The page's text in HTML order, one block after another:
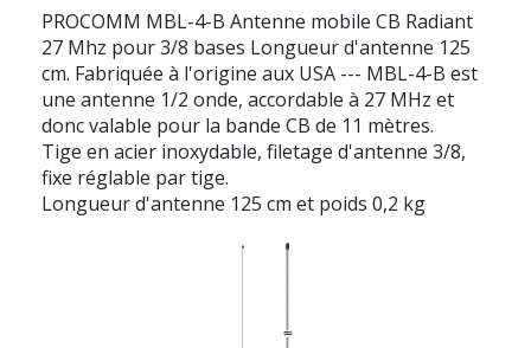
PROCOMM MBL-4-B Antenne mobile CB Radiant
27 Mhz pour 3/8 bases Longueur d'antenne 125
cm. Fabriquée à l'origine aux USA --- MBL-4-B est
une antenne 1/2 onde, accordable à 27 MHz et
donc valable pour la bande CB de 11 mètres.
Tige en acier inoxydable, filetage d'antenne 3/8,
fixe réglable par tige.
Longueur d'antenne 125 cm et poids 0,2 kg